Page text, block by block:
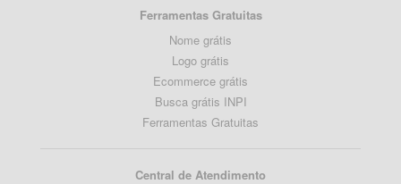
Ferramentas Gratuitas
Nome grátis
Logo grátis
Ecommerce grátis
Busca grátis INPI
Ferramentas Gratuitas
Central de Atendimento